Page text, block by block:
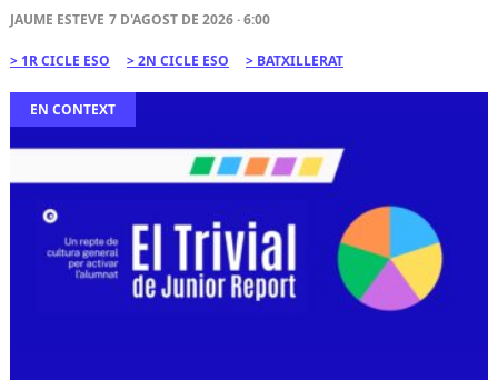
JAUME ESTEVE 7 D'AGOST DE 2026 · 6:00
1R CICLE ESO 2N CICLE ESO BATXILLERAT
EN CONTEXT